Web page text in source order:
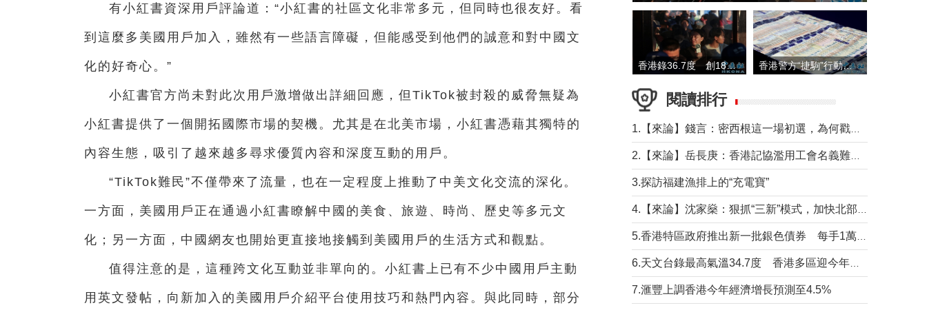
有小紅書資深用戶評論道：“小紅書的社區文化非常多元，但同時也很友好。看
到這麼多美國用戶加入，雖然有一些語言障礙，但能感受到他們的誠意和對中國文
化的好奇心。”
小紅書官方尚未對此次用戶激增做出詳細回應，但TikTok被封殺的威脅無疑為
小紅書提供了一個開拓國際市場的契機。尤其是在北美市場，小紅書憑藉其獨特的
內容生態，吸引了越來越多尋求優質內容和深度互動的用戶。
“TikTok難民”不僅帶來了流量，也在一定程度上推動了中美文化交流的深化。
一方面，美國用戶正在通過小紅書瞭解中國的美食、旅遊、時尚、歷史等多元文
化；另一方面，中國網友也開始更直接地接觸到美國用戶的生活方式和觀點。
值得注意的是，這種跨文化互動並非單向的。小紅書上已有不少中國用戶主動
用英文發帖，向新加入的美國用戶介紹平台使用技巧和熱門內容。與此同時，部分
香港錄36.7度 創1884年有紀錄以來最高溫 香港警方“捷駒”行動拘147人 涉洗黑錢逾6億元
閱讀排行
3.探訪福建漁排上的“充電寶”
7.滙豐上調香港今年經濟增長預測至4.5%